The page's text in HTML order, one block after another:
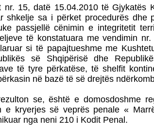
nr. 15, datë 15.04.2010 të Gjykatës
shkelje sa i përket procedurës dhe
passjellë cënimin e integritetit
të konstatuara me vendimin
si të papajtueshme me
së Shqipërisë dhe
të tyre përkatëse, të shelfit
në bazë të së drejtës
se, është e domosdoshme
e kryerjes së veprës penale «
nga neni 210 i Kodit Penal.